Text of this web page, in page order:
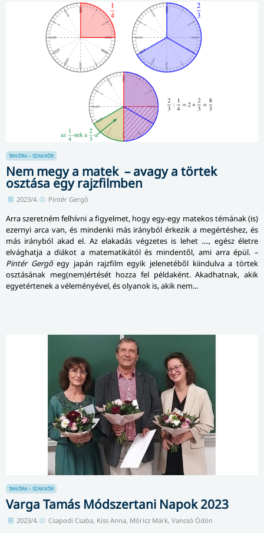
TANÓRA – SZAKKÖR
Nem megy a matek – avagy a törtek
osztása egy rajzfilmben
2023/4. Pintér Gergő
Arra szeretném felhívni a figyelmet, hogy egy-egy matekos témának (is)
ezernyi arca van, és mindenki más irányból érkezik a megértéshez, és
más irányból akad el. Az elakadás végzetes is lehet ...., egész életre
elvághatja a diákot a ma­te­ma­ti­ká­tól és mindentől, ami arra épül. –
Pintér Gergőegy japán rajzfilm egyik jelenetéből kiindulva a törtek
osztásának meg(nem)értését hozza fel példaként. Akadhatnak, akik
egyetértenek a véleményével, és olyanok is, akik nem...
TANÓRA – SZAKKÖR
Varga Tamás Módszertani Napok 2023
2023/4. Csapodi Csaba, Kiss Anna, Móricz Márk, Vancsó Ödön